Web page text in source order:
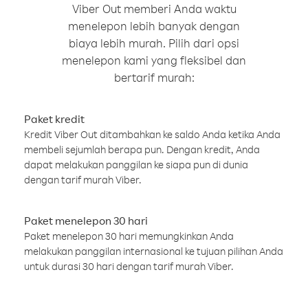
Viber Out memberi Anda waktu
menelepon lebih banyak dengan
biaya lebih murah. Pilih dari opsi
menelepon kami yang fleksibel dan
bertarif murah:
Paket kredit
Kredit Viber Out ditambahkan ke saldo Anda ketika Anda
membeli sejumlah berapa pun. Dengan kredit, Anda
dapat melakukan panggilan ke siapa pun di dunia
dengan tarif murah Viber.
Paket menelepon 30 hari
Paket menelepon 30 hari memungkinkan Anda
melakukan panggilan internasional ke tujuan pilihan Anda
untuk durasi 30 hari dengan tarif murah Viber.